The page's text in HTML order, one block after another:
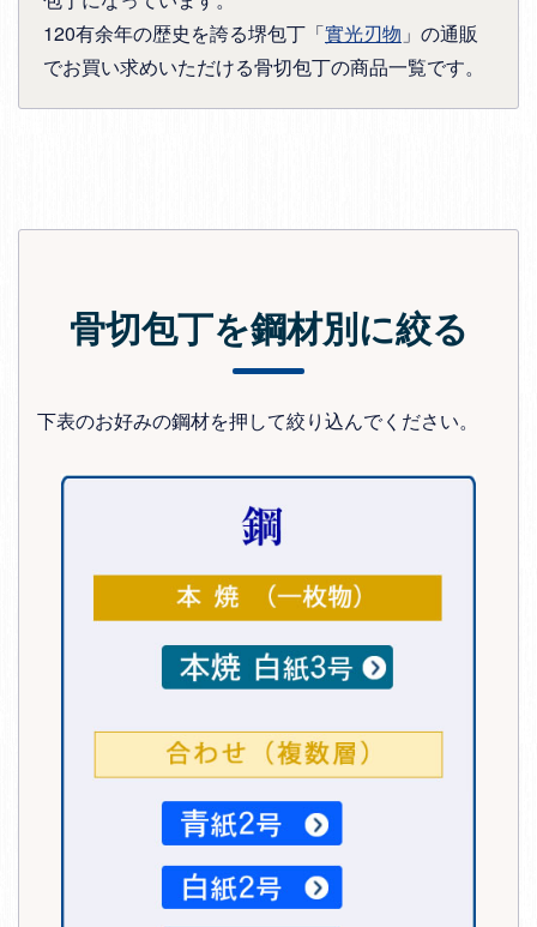
120有余年の歴史を誇る堺包丁「實光刃物 」の通販
でお買い求めいただける骨切包丁の商品一覧です。
骨切包丁を鋼材別に絞る
下表のお好みの鋼材を押して絞り込んでください。